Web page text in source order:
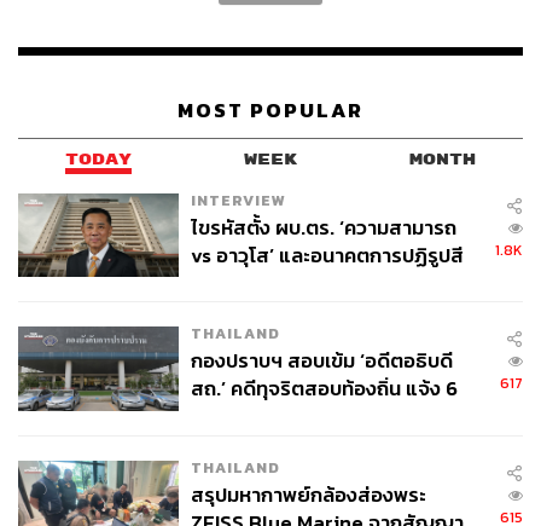
MOST POPULAR
TODAY WEEK MONTH
INTERVIEW
ไขรหัสตั้ง ผบ.ตร. ‘ความสามารถ
vs อาวุโส’ และอนาคตการปฏิรูปสี
1.8K
THAILAND
กองปราบฯ สอบเข้ม ‘อดีตอธิบดี
สถ.’ คดีทุจริตสอบท้องถิ่น แจ้ง 6
617
THAILAND
สรุปมหากาพย์กล้องส่องพระ
615